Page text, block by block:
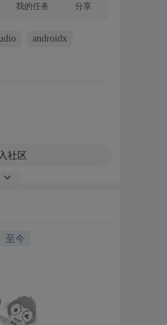
(
我的任务 分享
androidx
社区
至今